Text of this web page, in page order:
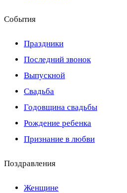
События
Праздники
Последний звонок
Выпускной
Свадьба
Годовщина свадьбы
Рождение ребенка
Признание в любви
Поздравления
Женщине